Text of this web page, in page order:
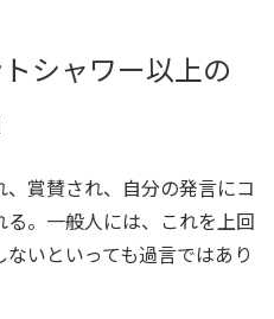
シャワー以上の
賞賛され、自分の発言にコ
。一般人には、これを上回
いといっても過言ではあり